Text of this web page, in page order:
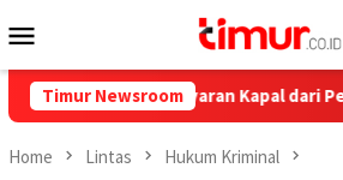
to
Menu
Timur Newsroom
Ini Pelayaran Kapal dari Pelabuhan
Home Lintas Hukum Kriminal